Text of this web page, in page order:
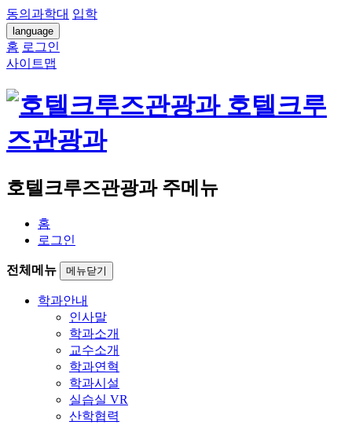
동의과학대 입학
language
홈 로그인
사이트맵
호텔크루
즈관광과
호텔크루즈관광과 주메뉴
홈
로그인
전체메뉴 메뉴닫기
학과안내
인사말
학과소개
교수소개
학과연혁
학과시설
실습실 VR
산학협력